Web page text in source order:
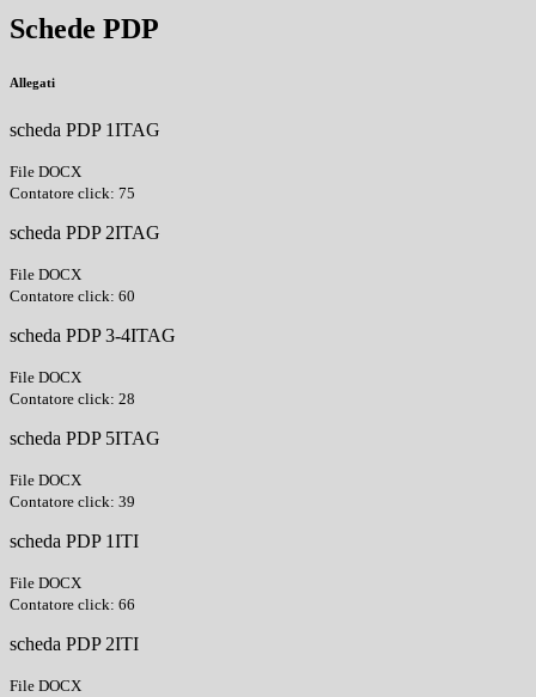
Schede PDP
Allegati
scheda PDP 1ITAG
File DOCX
Contatore click: 75
scheda PDP 2ITAG
File DOCX
Contatore click: 60
scheda PDP 3-4ITAG
File DOCX
Contatore click: 28
scheda PDP 5ITAG
File DOCX
Contatore click: 39
scheda PDP 1ITI
File DOCX
Contatore click: 66
scheda PDP 2ITI
File DOCX